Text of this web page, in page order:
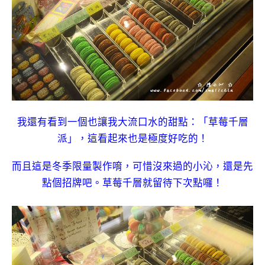
我還有看到一個也讓我大流口水的甜點：「草莓千層
派」，這看起來也是極度好吃的！
而且這是冬季限量製作唷，可惜沒來過的小沁，還是先
點個招牌吧。草莓千層就留待下次點囉！